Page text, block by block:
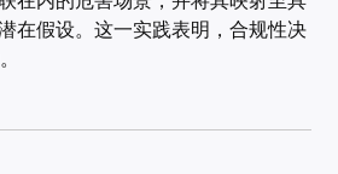
在假设。这一实践表明，合规性决